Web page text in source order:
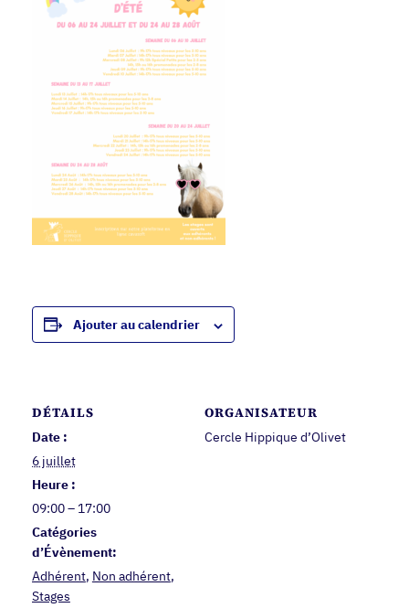
Ajouter au calendrier
DÉTAILS
Date :
6 juillet
Heure :
09:00 – 17:00
Catégories
d’Évènement:
Adhérent, Non adhérent,
Stages
ORGANISATEUR
Cercle Hippique d’Olivet